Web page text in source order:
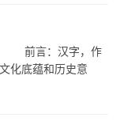
前言：汉字，作
化底蕴和历史意